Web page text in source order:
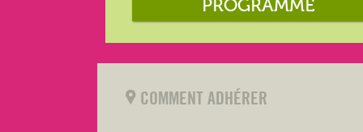
PROGRAMME
COMMENT ADHÉRER